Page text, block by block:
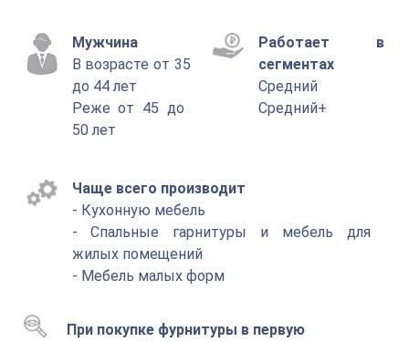
Мужчина
В возрасте от 35
до 44 лет
Реже от 45 до
50 лет
Работает в
сегментах
Средний
Средний+
Чаще всего производит
- Кухонную мебель
- Спальные гарнитуры и мебель для
жилых помещений
- Мебель малых форм
При покупке фурнитуры в первую